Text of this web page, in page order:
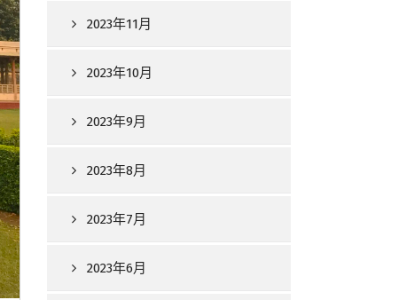
2023年11月
2023年10月
2023年9月
2023年8月
2023年7月
2023年6月